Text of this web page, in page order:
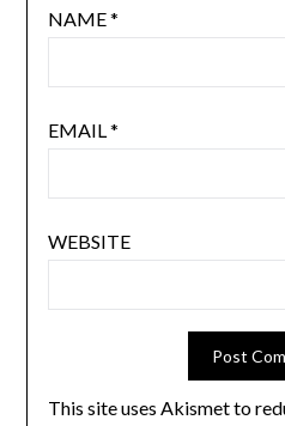
NAME*
EMAIL*
WEBSITE
This site uses Akismet to